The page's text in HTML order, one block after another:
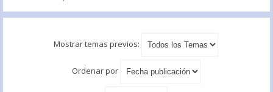
Mostrar temas previos:
Ordenar por